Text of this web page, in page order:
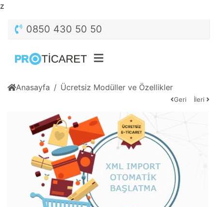
z
0850 430 50 50
Anasayfa Ücretsiz Modüller ve Özellikler
Geri İleri